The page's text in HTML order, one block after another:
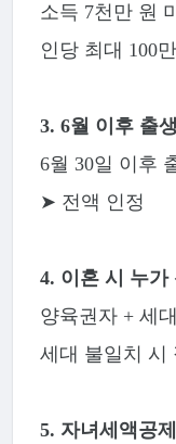
소득 7천만 원
인당 최대 100
3. 6월 이후 출
6월 30일 이후
➤ 전액 인정
4. 이혼 시 누가
양육권자 + 세
세대 불일치 시
5. 자녀세액공